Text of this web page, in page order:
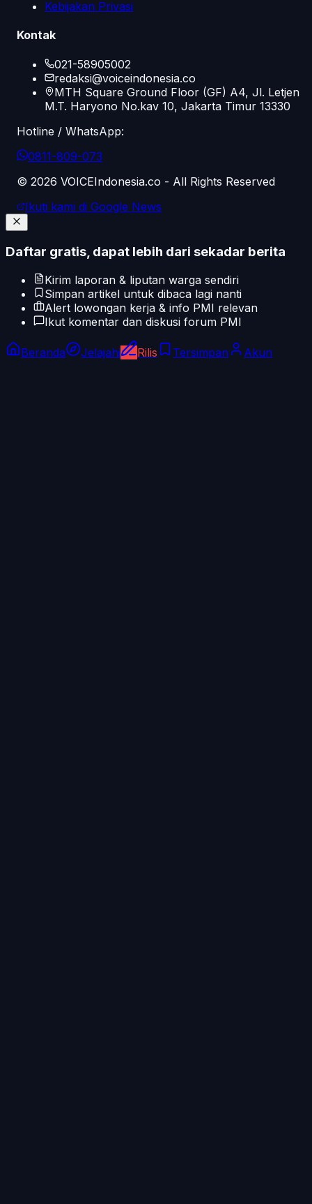
Kebijakan Privasi
Kontak
021-58905002
redaksi@voiceindonesia.co
MTH Square Ground Floor (GF) A4, Jl. Letjen
M.T. Haryono No.kav 10, Jakarta Timur 13330
Hotline / WhatsApp:
0811-809-073
© 2026 VOICEIndonesia.co - All Rights Reserved
Ikuti kami di Google News
Daftar gratis, dapat lebih dari sekadar berita
Kirim laporan & liputan warga sendiri
Simpan artikel untuk dibaca lagi nanti
Alert lowongan kerja & info PMI relevan
Ikut komentar dan diskusi forum PMI
Beranda Jelajahi Rilis Tersimpan Akun